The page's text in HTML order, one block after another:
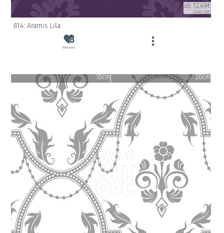
ab 12.49€
(inkl. USt)
814: Aramis Lila
Merken
10cm 20cm